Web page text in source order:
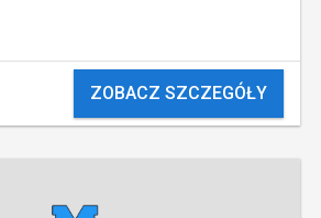
ZOBACZ SZCZEGÓŁY